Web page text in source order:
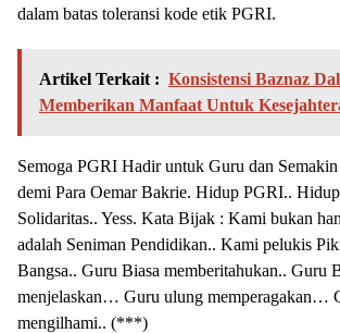
dalam batas toleransi kode etik PGRI.
Artikel Terkait : Konsistensi Baznaz
Memberikan Manfaat Untuk
Semoga PGRI Hadir untuk Guru dan Semakin
demi Para Oemar Bakrie. Hidup PGRI..
Solidaritas.. Yess. Kata Bijak : Kami bukan
adalah Seniman Pendidikan.. Kami pelukis
Bangsa.. Guru Biasa memberitahukan.. Guru
menjelaskan… Guru ulung memperagakan…
mengilhami.. (***)